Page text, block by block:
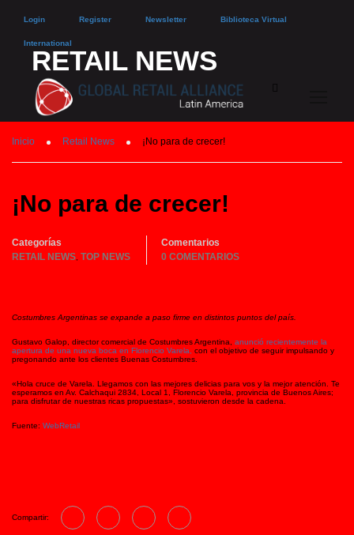
Login Register Newsletter Biblioteca Virtual
International
RETAIL NEWS
Inicio Retail News ¡No para de crecer!
¡No para de crecer!
Categorías
RETAIL NEWS TOP NEWS
Comentarios
0 COMENTARIOS
Costumbres Argentinas se expande a paso firme en distintos puntos del país.
Gustavo Galop, director comercial de Costumbres Argentina,
anunció recientemente la
apertura de una nueva boca en Florencio Varela,
con el objetivo de seguir impulsando y
pregonando ante los clientes Buenas Costumbres.
«Hola cruce de Varela. Llegamos con las mejores delicias para vos y la mejor atención. Te
esperamos en Av. Calchaqui 2834, Local 1, Florencio Varela, provincia de Buenos Aires;
para disfrutar de nuestras ricas propuestas», sostuvieron desde la cadena.
Fuente: WebRetail
Compartir: